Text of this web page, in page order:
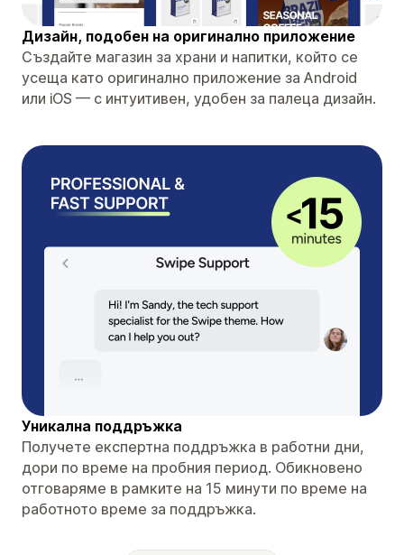
Дизайн, подобен на оригинално приложение
Създайте магазин за храни и напитки, който се
усеща като оригинално приложение за Android
или iOS — с интуитивен, удобен за палеца дизайн.
Уникална поддръжка
Получете експертна поддръжка в работни дни,
дори по време на пробния период. Обикновено
отговаряме в рамките на 15 минути по време на
работното време за поддръжка.